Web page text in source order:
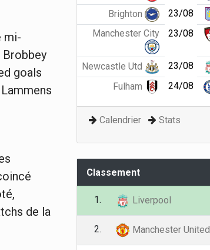
mi-
Brobbey
goals
de la
Brighton
23/08
Manchester City
23/08
Newcastle Utd 23/08
Fulham
24/08
Calendrier Stats
Classement
1. Liverpool
2. Manchester United